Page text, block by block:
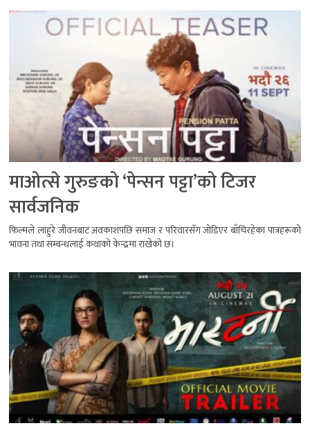
माओत्से गुरुङको ‘पेन्सन पट्टा’को टिजर
सार्वजनिक
फिल्मले लाहुरे जीवनबाट अवकाशपछि समाज र परिवारसँग जोडिएर बाँचिरहेका पात्रहरूको
भावना तथा सम्बन्धलाई कथाको केन्द्रमा राखेको छ।